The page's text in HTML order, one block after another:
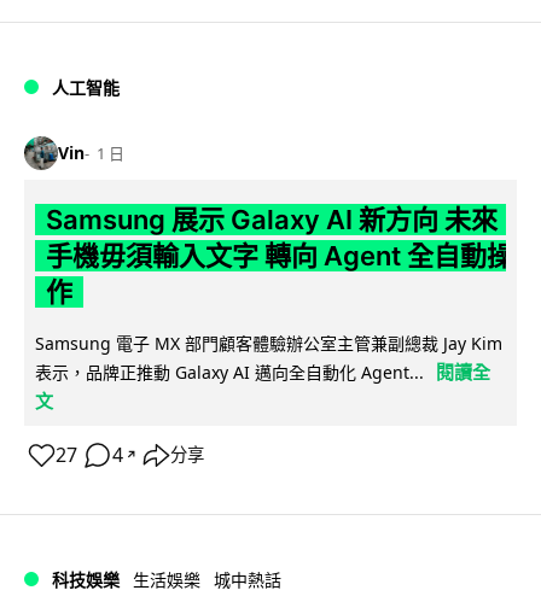
人工智能
Vin 1 日
Samsung 展示 Galaxy AI 新方向 未來
手機毋須輸入文字 轉向 Agent 全自動操
作
Samsung 電子 MX 部門顧客體驗辦公室主管兼副總裁 Jay Kim
表示，品牌正推動 Galaxy AI 邁向全自動化 Agent...
閱讀全
文
27 4 ↗ 分享
科技娛樂 生活娛樂 城中熱話